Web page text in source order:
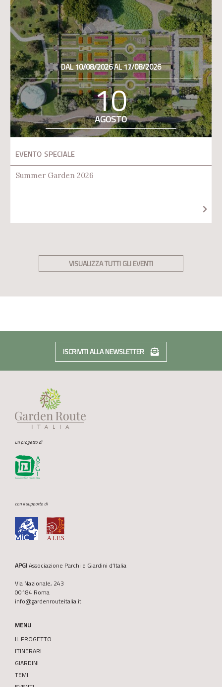
DAL 10/08/2026 AL 17/08/2026
10
AGOSTO
EVENTO SPECIALE
Summer Garden 2026
VISUALIZZA TUTTI GLI EVENTI
ISCRIVITI ALLA NEWSLETTER
un progetto di
con il supporto di
APGIAssociazione Parchi e Giardini d’Italia
Via Nazionale, 243
00184 Roma
info@gardenrouteitalia.it
MENU
IL PROGETTO
ITINERARI
GIARDINI
TEMI